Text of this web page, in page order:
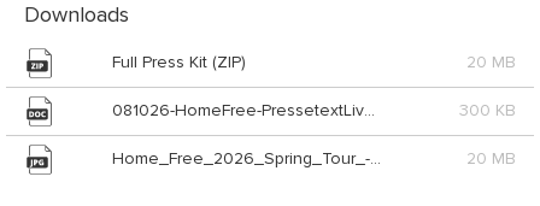
Downloads
Full Press Kit (ZIP) 20 MB
081026-HomeFree-PressetextLiveNation_Live_Nation_Austria_GmbH (DOC) 300 KB
Home_Free_2026_Spring_Tour_-_Press_Photo_Live_Nation_Austria_GmbH (JPG) 20 MB